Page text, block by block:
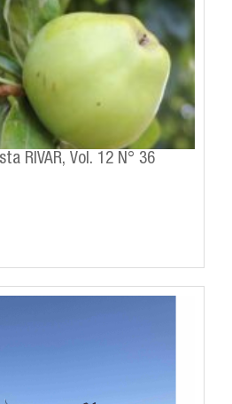
RIVAR, Vol. 12 N° 36